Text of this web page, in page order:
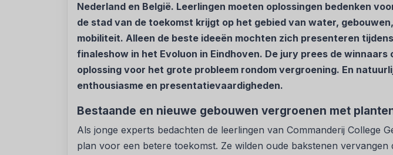
Nederland en België. Leerlingen moeten oplossingen bedenken
de stad van de toekomst krijgt op het gebied van water,
mobiliteit. Alleen de beste ideeën mochten zich presenteren
finaleshow in het Evoluon in Eindhoven. De jury prees de winnaars
oplossing voor het grote probleem rondom vergroening. En
enthousiasme en presentatievaardigheden.
Bestaande en nieuwe gebouwen vergroenen met
Als jonge experts bedachten de leerlingen van Commanderij College
plan voor een betere toekomst. Ze wilden oude bakstenen vervangen